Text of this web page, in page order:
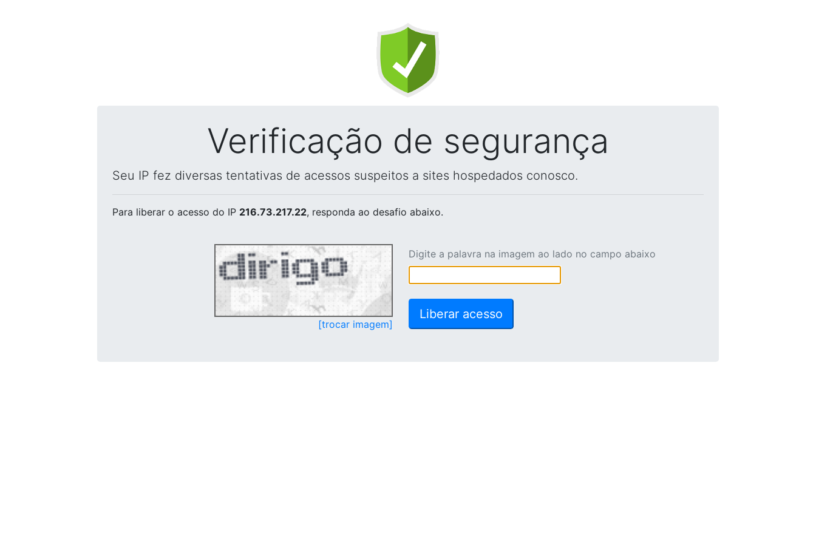
Verificação de segurança
Seu IP fez diversas tentativas de acessos suspeitos a sites hospedados conosco.
Para liberar o acesso do IP 216.73.217.22, responda ao desafio abaixo.
[trocar imagem]
Digite a palavra na imagem ao lado no campo abaixo